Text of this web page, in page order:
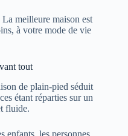
meilleure maison est
à votre mode de vie
tout
de plain-pied séduit
étant réparties sur un
fluide.
enfants, les personnes